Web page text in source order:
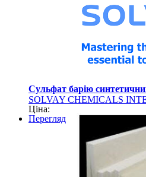
Сульфат барію
SOLVAY CHEMICALS
сульфат барію (хімічна
Ціна:
Перегляд